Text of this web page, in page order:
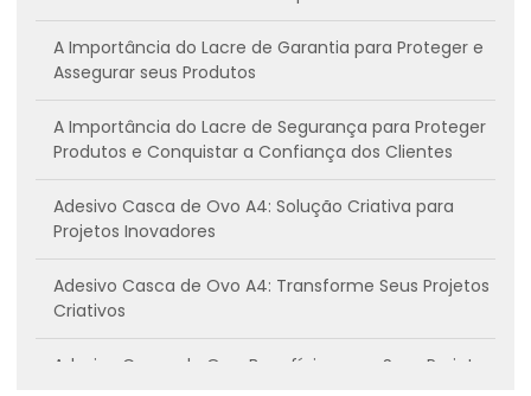
A Importância do Lacre de Garantia para Proteger e
Assegurar seus Produtos
A Importância do Lacre de Segurança para Proteger
Produtos e Conquistar a Confiança dos Clientes
Adesivo Casca de Ovo A4: Solução Criativa para
Projetos Inovadores
Adesivo Casca de Ovo A4: Transforme Seus Projetos
Criativos
Adesivo Casca de Ovo: Benefícios para Seus Projetos